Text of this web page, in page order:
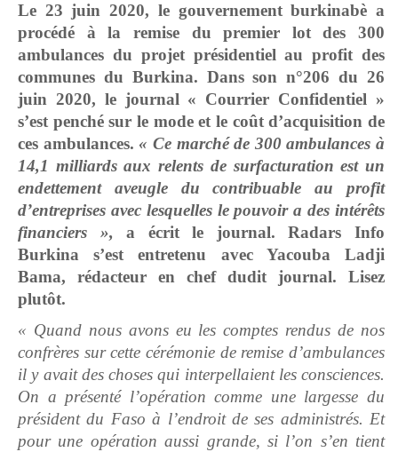
Le 23 juin 2020, le gouvernement burkinabè a
procédé à la remise du premier lot des 300
ambulances du projet présidentiel au profit des
communes du Burkina. Dans son n°206 du 26
juin 2020, le journal « Courrier Confidentiel »
s’est penché sur le mode et le coût d’acquisition de
ces ambulances.« Ce marché de 300 ambulances à
14,1 milliards aux relents de surfacturation est un
endettement aveugle du contribuable au profit
d’entreprises avec lesquelles le pouvoir a des intérêts
financiers », a écrit le journal. Radars Info
Burkina
s’est entretenu avec Yacouba Ladji
Bama, rédacteur en chef dudit journal. Lisez
plutôt.
« Quand nous avons eu les comptes rendus de nos
confrères sur cette cérémonie de remise d’ambulances
il y avait des choses qui interpellaient les consciences.
On a présenté l’opération comme une largesse du
président du Faso à l’endroit de ses administrés. Et
pour une opération aussi grande, si l’on s’en tient